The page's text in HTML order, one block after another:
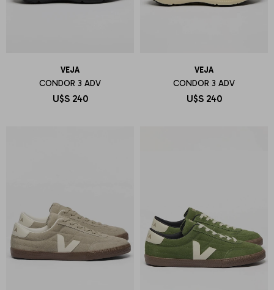
VEJA
CONDOR 3 ADV
U$S 240
VEJA
CONDOR 3 ADV
U$S 240